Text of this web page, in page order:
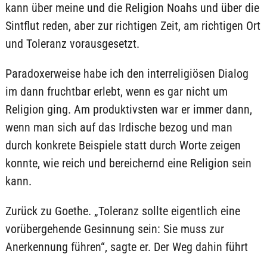
kann über meine und die Religion Noahs und über die
Sintflut reden, aber zur richtigen Zeit, am richtigen Ort
und Toleranz vorausgesetzt.
Paradoxerweise habe ich den interreligiösen Dialog
im dann fruchtbar erlebt, wenn es gar nicht um
Religion ging. Am produktivsten war er immer dann,
wenn man sich auf das Irdische bezog und man
durch konkrete Beispiele statt durch Worte zeigen
konnte, wie reich und bereichernd eine Religion sein
kann.
Zurück zu Goethe. „Toleranz sollte eigentlich eine
vorübergehende Gesinnung sein: Sie muss zur
Anerkennung führen“, sagte er. Der Weg dahin führt